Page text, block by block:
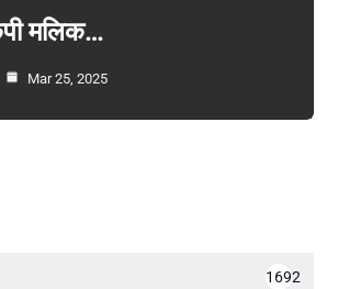
मलिक…
Mar 25, 2025
1692